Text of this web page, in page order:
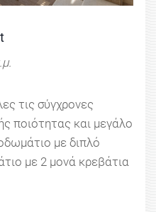
τις σύγχρονες
ποιότητας και μεγάλο
με διπλό
με 2 μονά κρεβάτια